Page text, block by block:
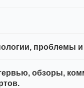
проблемы и
обзоры,